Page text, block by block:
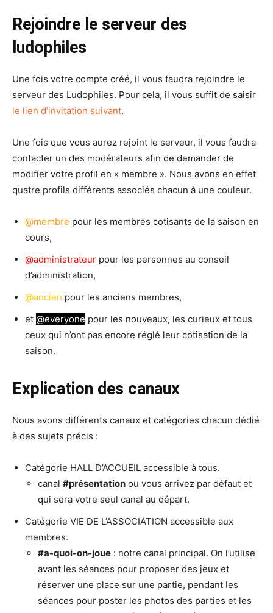
Rejoindre le serveur des
ludophiles
Une fois votre compte créé, il vous faudra rejoindre le
serveur des Ludophiles. Pour cela, il vous suffit de saisir
le lien d’invitation suivant.
Une fois que vous aurez rejoint le serveur, il vous faudra
contacter un des modérateurs afin de demander de
modifier votre profil en « membre ». Nous avons en effet
quatre profils différents associés chacun à une couleur.
@membre pour les membres cotisants de la saison en
cours,
@administrateur pour les personnes au conseil
d’administration,
@ancien pour les anciens membres,
et @everyone pour les nouveaux, les curieux et tous
ceux qui n’ont pas encore réglé leur cotisation de la
saison.
Explication des canaux
Nous avons différents canaux et catégories chacun dédié
à des sujets précis :
Catégorie HALL D’ACCUEIL accessible à tous.
canal #présentation ou vous arrivez par défaut et
qui sera votre seul canal au départ.
Catégorie VIE DE L’ASSOCIATION accessible aux
membres.
#a-quoi-on-joue : notre canal principal. On l’utilise
avant les séances pour proposer des jeux et
réserver une place sur une partie, pendant les
séances pour poster les photos des parties et les